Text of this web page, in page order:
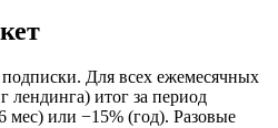
Для всех ежемесячных
итог за период
мес) или −15% (год). Разовые